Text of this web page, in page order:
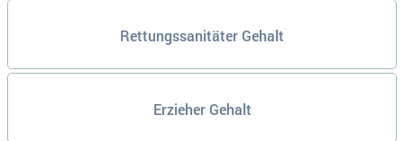
Rettungssanitäter Gehalt
Erzieher Gehalt